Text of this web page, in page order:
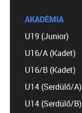
AKADÉMIA
U19 (Junior)
U16/A (Kadet)
U16/B (Kadet)
U14 (Serdülő/A)
U14 (Serdülő/B)